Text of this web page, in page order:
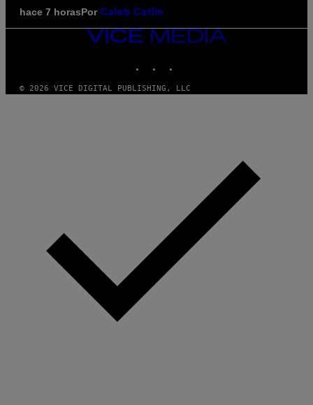
hace 7 horasPor Caleb Catlin
VICE
MEDIA
© 2026 VICE DIGITAL PUBLISHING, LLC